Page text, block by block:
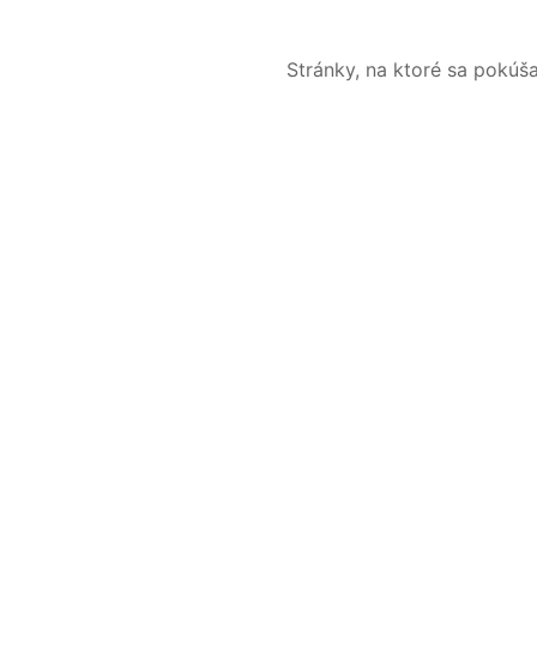
Stránky, na ktoré sa